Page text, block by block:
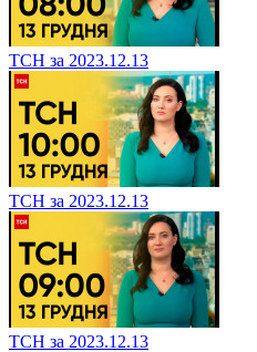
ТСН за 2023.12.13
ТСН за 2023.12.13
ТСН за 2023.12.13